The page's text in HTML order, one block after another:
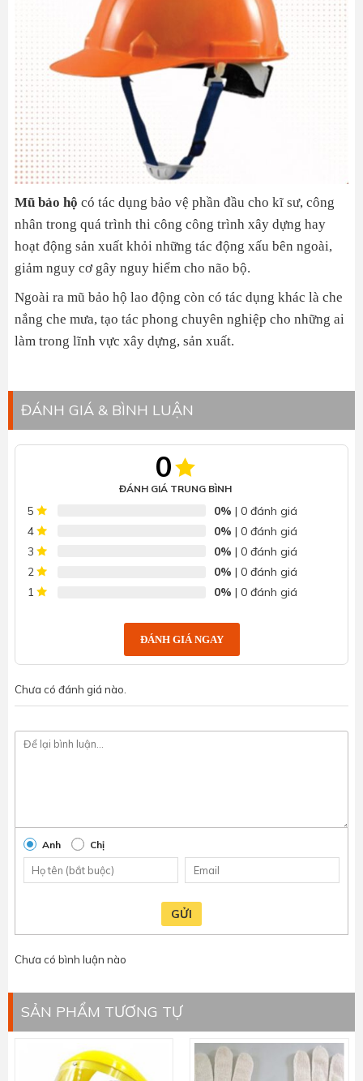
Mũ bảo hộ có tác dụng bảo vệ phần đầu cho kĩ sư, công
nhân trong quá trình thi công công trình xây dựng hay
hoạt động sản xuất khỏi những tác động xấu bên ngoài,
giảm nguy cơ gây nguy hiểm cho não bộ.
Ngoài ra mũ bảo hộ lao động còn có tác dụng khác là che
nắng che mưa, tạo tác phong chuyên nghiệp cho những ai
làm trong lĩnh vực xây dựng, sản xuất.
ĐÁNH GIÁ & BÌNH LUẬN
0
ĐÁNH GIÁ TRUNG BÌNH
5 0% | 0 đánh giá
4 0% | 0 đánh giá
3 0% | 0 đánh giá
2 0% | 0 đánh giá
1 0% | 0 đánh giá
ĐÁNH GIÁ NGAY
Chưa có đánh giá nào.
Anh Chị
GỬI
Chưa có bình luận nào
SẢN PHẨM TƯƠNG TỰ